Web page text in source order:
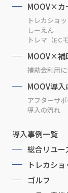
MOOV×カ
トレカショ
しーえん
トレマ（EC
MOOV×補
補助金利用
MOOV導入
アフターサ
導入の流れ
導入事例一覧
総合リユー
トレカショ
ゴルフ